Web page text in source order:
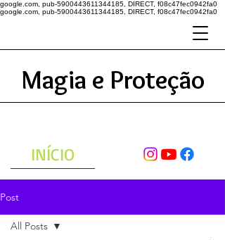
google.com, pub-5900443611344185, DIRECT, f08c47fec0942fa0
google.com, pub-5900443611344185, DIRECT, f08c47fec0942fa0
Magia e Proteção
INÍCIO
Post
All Posts